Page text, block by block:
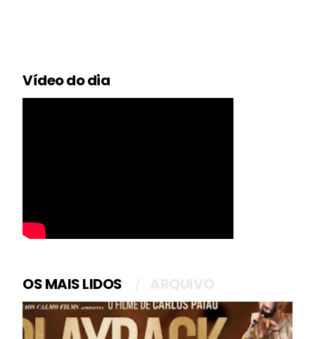
Vídeo do dia
OS MAIS LIDOS